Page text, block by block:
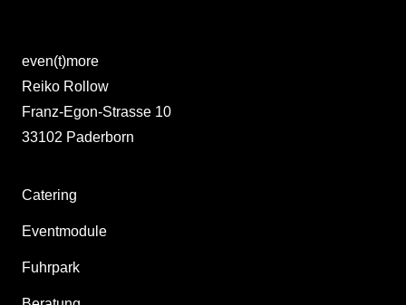
even(t)more
Reiko Rollow
Franz-Egon-Strasse 10
33102 Paderborn
Catering
Eventmodule
Fuhrpark